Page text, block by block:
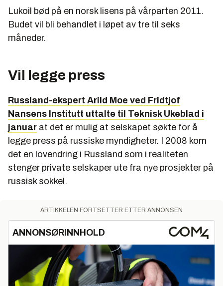
Lukoil bød på en norsk lisens på vårparten 2011.
Budet vil bli behandlet i løpet av tre til seks
måneder.
Vil legge press
Russland-ekspert Arild Moe ved Fridtjof
Nansens Institutt uttalte til Teknisk Ukeblad i
januar at det er mulig at selskapet søkte for å
legge press på russiske myndigheter. I 2008 kom
det en lovendring i Russland som i realiteten
stenger private selskaper ute fra nye prosjekter på
russisk sokkel.
ARTIKKELEN FORTSETTER ETTER ANNONSEN
ANNONSØRINNHOLD